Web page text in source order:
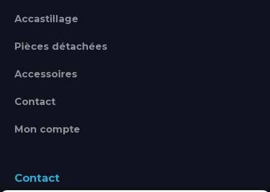
Accastillage
Pièces détachées
Accessoires
Contact
Mon compte
Contact